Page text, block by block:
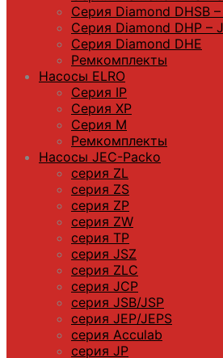
Серия Diamond DHSB –
Серия Diamond DHP –
Серия Diamond DHE
Ремкомплекты
Насосы ELRO
Серия IP
Серия XP
Серия M
Ремкомплекты
Насосы JEC-Packo
серия ZL
серия ZS
серия ZP
серия ZW
серия TP
серия JSZ
серия ZLC
серия JCP
серия JSB/JSP
серия JEP/JEPS
серия Acculab
серия JP